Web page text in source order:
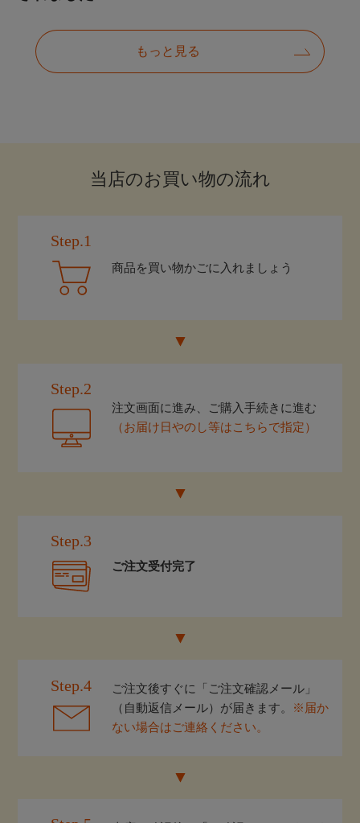
当店のお買い物の流れ
Step.1
商品を買い物かごに入れましょう
Step.2
注文画面に進み、ご購入手続きに進む
（お届け日やのし等はこちらで指定）
Step.3
ご注文受付完了
Step.4
ご注文後すぐに「ご注文確認メール」
（自動返信メール）が届きます。
※届か
ない場合はご連絡ください。